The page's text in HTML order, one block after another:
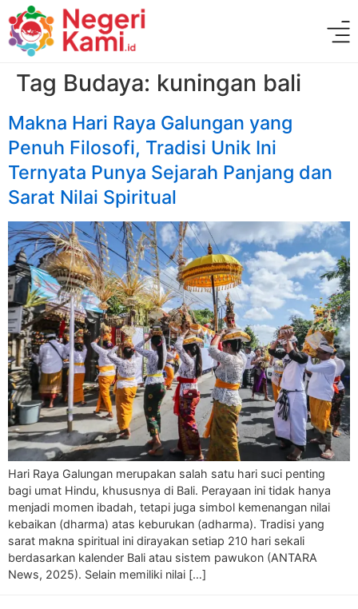
Tag Budaya: kuningan bali
Makna Hari Raya Galungan yang
Penuh Filosofi, Tradisi Unik Ini
Ternyata Punya Sejarah Panjang dan
Sarat Nilai Spiritual
Hari Raya Galungan merupakan salah satu hari suci penting
bagi umat Hindu, khususnya di Bali. Perayaan ini tidak hanya
menjadi momen ibadah, tetapi juga simbol kemenangan nilai
kebaikan (dharma) atas keburukan (adharma). Tradisi yang
sarat makna spiritual ini dirayakan setiap 210 hari sekali
berdasarkan kalender Bali atau sistem pawukon (ANTARA
News, 2025). Selain memiliki nilai […]